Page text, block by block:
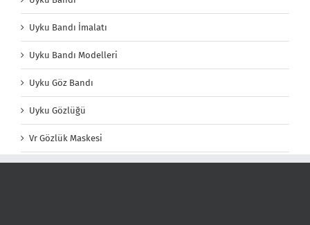
Uyku Bandı İmalatı
Uyku Bandı Modelleri
Uyku Göz Bandı
Uyku Gözlüğü
Vr Gözlük Maskesi